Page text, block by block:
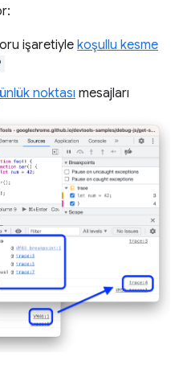
işaretiyle koşullu kesme
noktası mesajları